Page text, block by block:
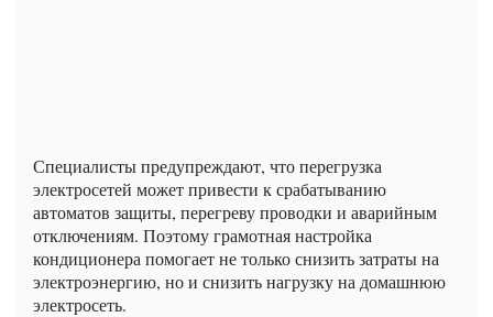
Специалисты предупреждают, что перегрузка
электросетей может привести к срабатыванию
автоматов защиты, перегреву проводки и аварийным
отключениям. Поэтому грамотная настройка
кондиционера помогает не только снизить затраты на
электроэнергию, но и снизить нагрузку на домашнюю
электросеть.